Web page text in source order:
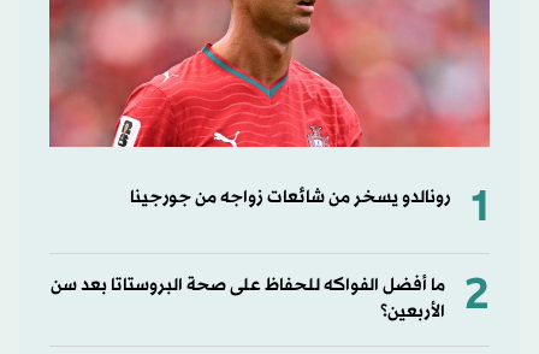
1 رونالدو يسخر من شائعات زواجه من جورجينا
2
ما أفضل الفواكه للحفاظ على صحة البروستاتا بعد سن
الأربعين؟